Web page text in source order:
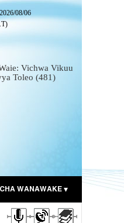
2026/08/06
Vichwa Vikuu
Toleo (481)
WANAWAKE